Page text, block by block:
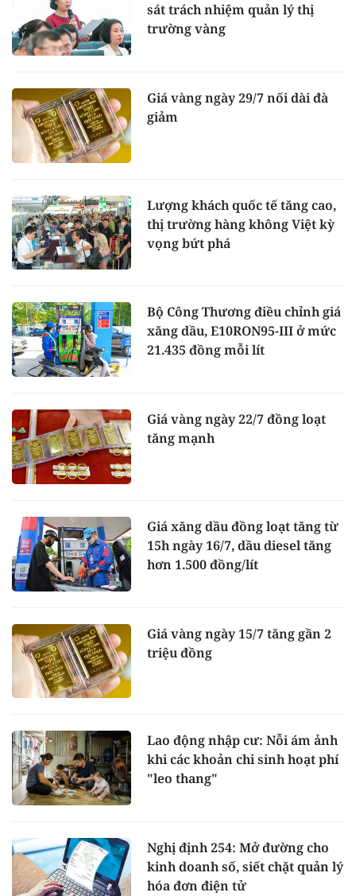
sát trách nhiệm quản lý thị
trường vàng
Giá vàng ngày 29/7 nối dài đà
giảm
Lượng khách quốc tế tăng cao,
thị trường hàng không Việt kỳ
vọng bứt phá
Bộ Công Thương điều chỉnh giá
xăng dầu, E10RON95-III ở mức
21.435 đồng mỗi lít
Giá vàng ngày 22/7 đồng loạt
tăng mạnh
Giá xăng dầu đồng loạt tăng từ
15h ngày 16/7, dầu diesel tăng
hơn 1.500 đồng/lít
Giá vàng ngày 15/7 tăng gần 2
triệu đồng
Lao động nhập cư: Nỗi ám ảnh
khi các khoản chi sinh hoạt phí
"leo thang"
Nghị định 254: Mở đường cho
kinh doanh số, siết chặt quản lý
hóa đơn điện tử